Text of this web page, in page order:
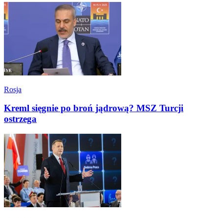
Rosja
Kreml sięgnie po broń jądrową? MSZ Turcji
ostrzega